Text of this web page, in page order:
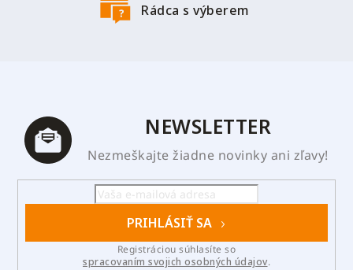
Rádca s výberem
NEWSLETTER
Nezmeškajte žiadne novinky ani zľavy!
PRIHLÁSIŤ SA
spracovaním svojich osobných údajov.